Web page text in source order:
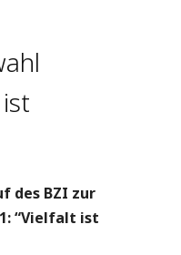
des BZI zur
“Vielfalt ist